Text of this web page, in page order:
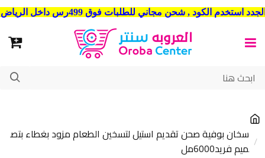
شحن مجاني للطلبات فوق 499رس داخل الرياض . وشحن الي جميع مدن المملكة العربية السعودية
سخان بوفية صحن تقديم استيل لتسخين الطعام مزود بغطاء بتص
ميم فريد6000مل